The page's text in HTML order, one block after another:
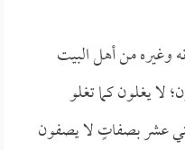
وغيره من أهل البيت
لا يغلون كما تغلو
عشر بصفاتٍ لا يصفون